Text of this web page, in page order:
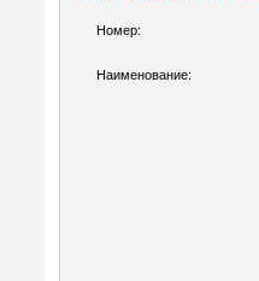
Номер:
Наименование: